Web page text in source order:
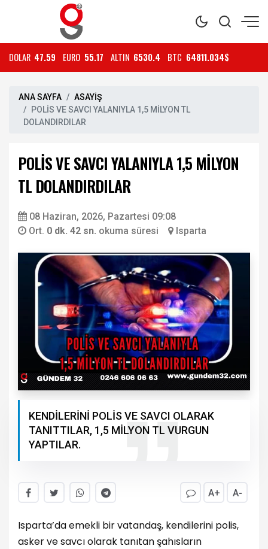
DOLAR 47.59 EURO 55.17 ALTIN 6530.4 BTC 64811.034$
ANA SAYFA
ASAYİŞ
POLİS VE SAVCI YALANIYLA 1,5 MİLYON TL
DOLANDIRDILAR
POLİS VE SAVCI YALANIYLA 1,5 MİLYON
TL DOLANDIRDILAR
08 Haziran, 2026, Pazartesi 09:08
Ort. 0 dk. 42 sn. okuma süresi Isparta
KENDİLERİNİ POLİS VE SAVCI OLARAK
TANITTILAR, 1,5 MİLYON TL VURGUN
YAPTILAR.
A+ A-
Isparta’da emekli bir vatandaş, kendilerini polis,
asker ve savcı olarak tanıtan şahısların